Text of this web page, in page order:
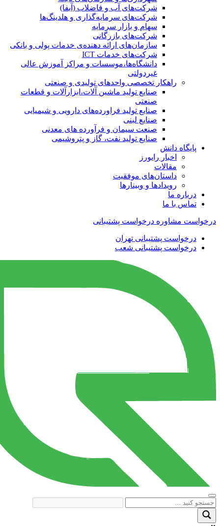
شرکت‌های آب و فاضلاب (آبفا)
شرکت‌های سرمایه‌گذاری و هلدینگ‌ها
سهام و بازار سرمایه
شرکت‌های بازرگانی
سازمان‌های ارائه دهنده‌ی خدمات پولی و بانکی
شرکت‌های خدمات ICT
دانشگاه‌ها،موسسات و مراکز آموزش عالی
غیردولتی
راهکار تخصصی واحدهای تولیدی و صنعتی
صنایع توليد ماشين آلات،ابزارآلات و قطعات
صنعتی
صنایع تولید فراورده‌های دارویی و شیمیایی
صنایع لبنی
صنعت سیمان و فرآورده های معدنی
صنایع تولید نفت، گاز و پتروشيمی
پایگاه دانش
اخبار رایورز
مقالات
داستان‌های موفقیت
رویدادها و وبینارها
درباره ما
تماس با ما
درخواست مشاوره درخواست پشتیبانی
درخواست پشتیبانی تهران
درخواست پشتیبانی شعب